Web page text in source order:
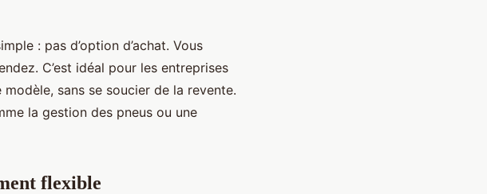
: pas d’option d’achat. Vous
C’est idéal pour les entreprises
sans se soucier de la revente.
la gestion des pneus ou une
flexible